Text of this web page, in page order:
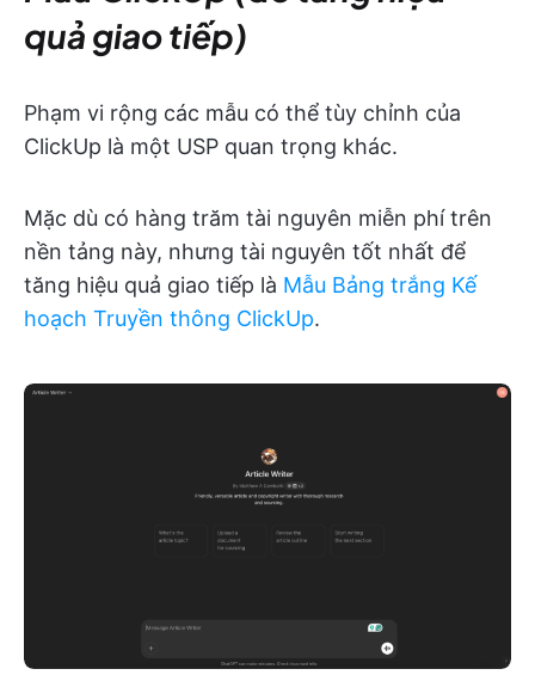
quả giao tiếp)
Phạm vi rộng các mẫu có thể tùy chỉnh của
ClickUp là một USP quan trọng khác.
Mặc dù có hàng trăm tài nguyên miễn phí trên
nền tảng này, nhưng tài nguyên tốt nhất để
tăng hiệu quả giao tiếp là Mẫu Bảng trắng Kế
hoạch Truyền thông ClickUp.